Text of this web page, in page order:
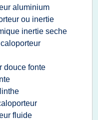
aluminium
ou inertie
inertie seche
douce fonte
fluide